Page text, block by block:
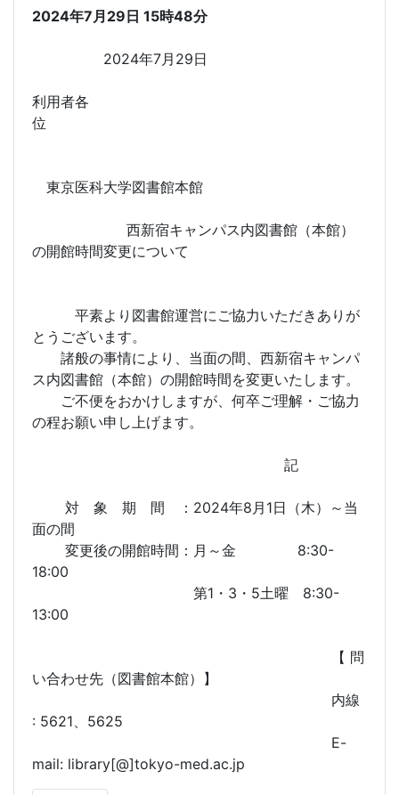
2024年7月29日 15時48分
2024年7月29日
利用者各
位
東京医科大学図書館本館
西新宿キャンパス内図書館（本館）
の開館時間変更について
平素より図書館運営にご協力いただきありが
とうございます。
諸般の事情により、当面の間、西新宿キャンパ
ス内図書館（本館）の開館時間を変更いたします。
ご不便をおかけしますが、何卒ご理解・ご協力
の程お願い申し上げます。
記
対 象 期 間 ：2024年8月1日（木）～当
面の間
変更後の開館時間：月～金 8:30-
18:00
第1・3・5土曜 8:30-
13:00
【 問
い合わせ先（図書館本館）】
内線
: 5621、5625
E-
mail: library[@]tokyo-med.ac.jp